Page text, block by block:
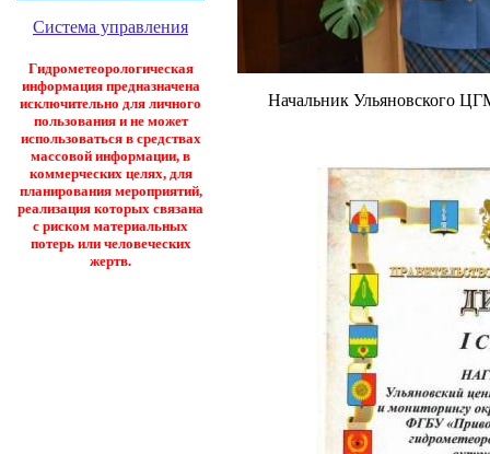
Система управления
Гидрометеорологическая
информация предназначена
исключительно для личного
пользования и не может
использоваться в средствах
массовой информации, в
коммерческих целях, для
планирования мероприятий,
реализация которых связана
с риском материальных
потерь или человеческих
жертв.
Начальник Ульяновского